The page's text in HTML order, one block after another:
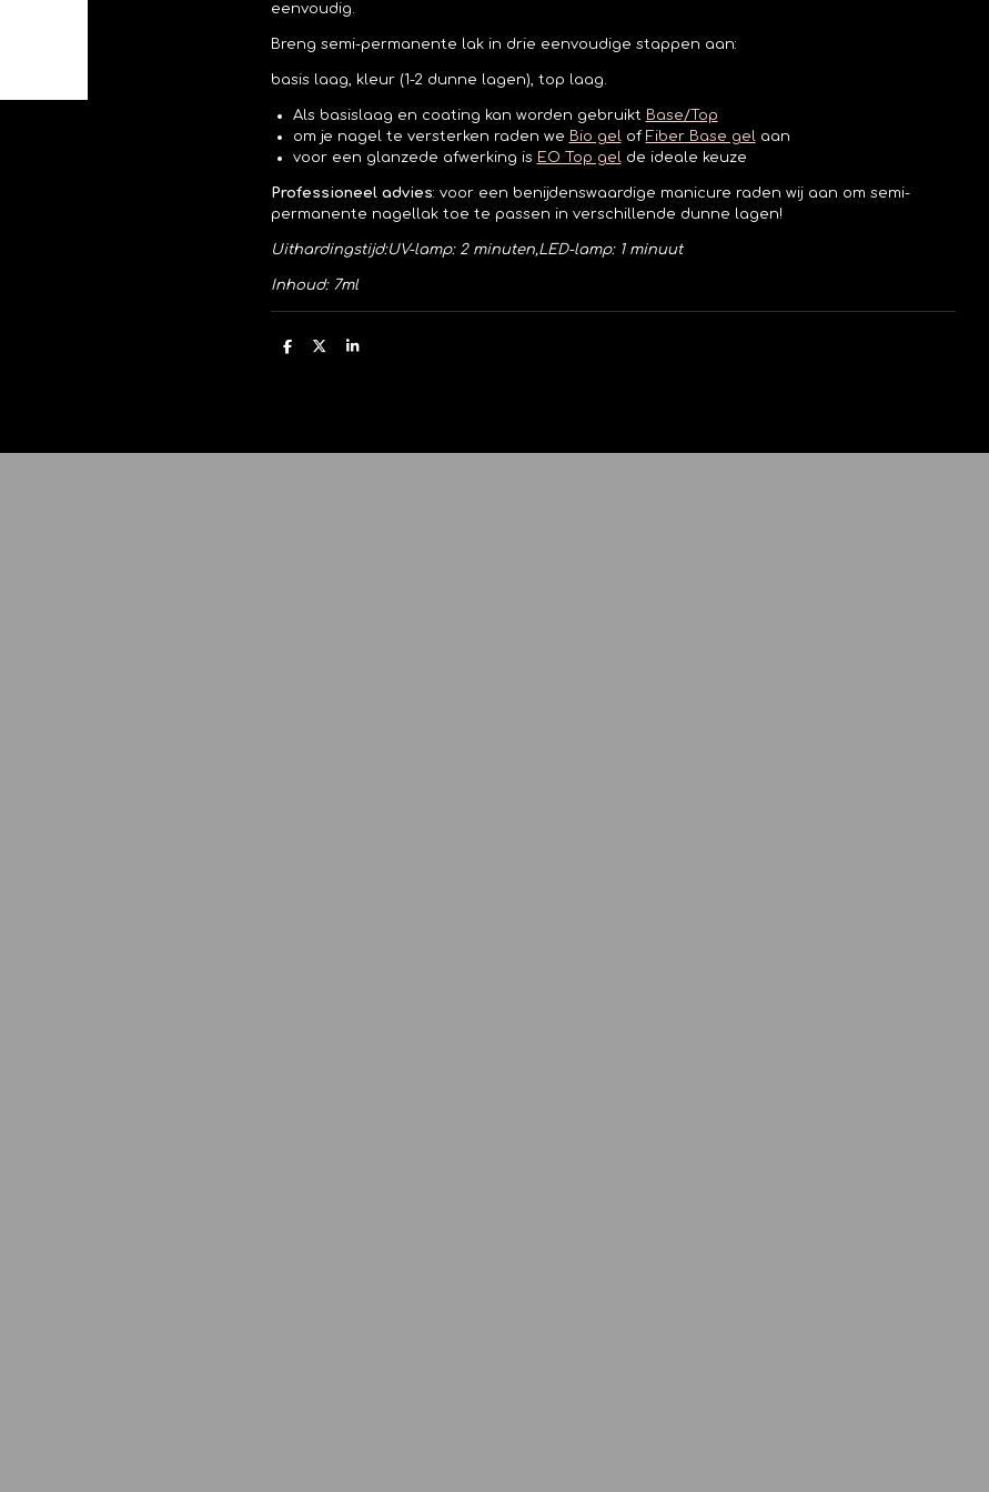
eenvoudig.
Breng semi-permanente lak in drie eenvoudige stappen aan:
basis laag, kleur (1-2 dunne lagen), top laag.
Als basislaag en coating kan worden gebruikt Base/Top
om je nagel te versterken raden we Bio gel of FiberBase gel aan
voor een glanzede afwerking is EO Top gel de ideale keuze
Professioneel advies: voor een benijdenswaardige manicure raden wij aan om semi-
permanente nagellak toe te passen in verschillende dunne lagen!
Uithardingstijd:UV-lamp: 2 minuten,LED-lamp: 1 minuut
Inhoud: 7ml
D
D
S